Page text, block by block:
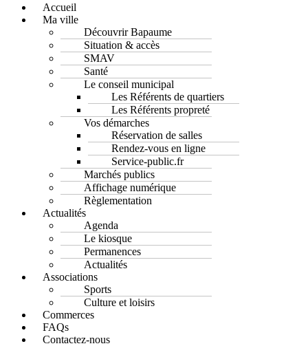
Accueil
Ma ville
Découvrir Bapaume
Situation & accès
SMAV
Santé
Le conseil municipal
Les Référents de quartiers
Les Référents propreté
Vos démarches
Réservation de salles
Rendez-vous en ligne
Service-public.fr
Marchés publics
Affichage numérique
Règlementation
Actualités
Agenda
Le kiosque
Permanences
Actualités
Associations
Sports
Culture et loisirs
Commerces
FAQs
Contactez-nous